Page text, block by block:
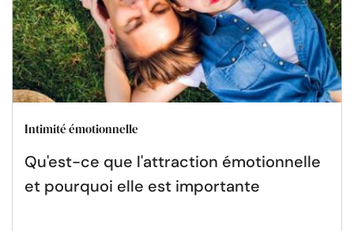
Intimité émotionnelle
Qu'est-ce que l'attraction émotionnelle
et pourquoi elle est importante